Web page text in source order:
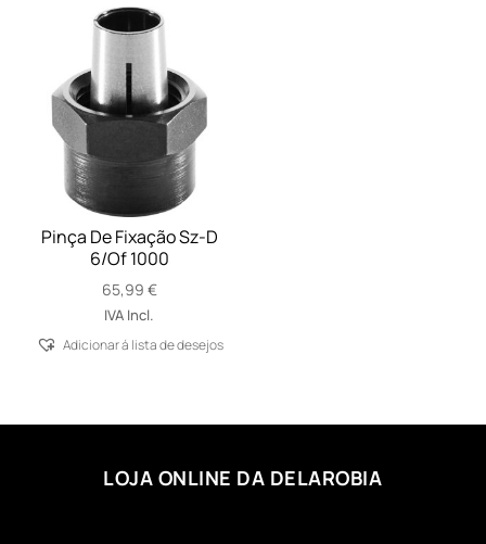
Pinça De Fixação Sz-D
6/Of 1000
65,99 €
IVA Incl.
Adicionar á lista de desejos
LOJA ONLINE DA DELAROBIA